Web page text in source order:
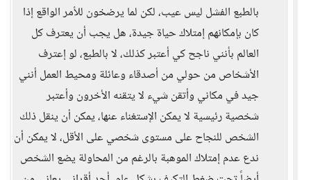
بالطبع الفشل ليس عيب، لكن لما يرضخون للأمر الواقع إذا
كان بإمكانهم إمتلاك حياة جيدة، هل يجب أن يعترف كل
العالم بأنني ناجح كي أعتبر كذلك، لا بالطبع، لو إعترف
الأشخاص من حولي من أصدقاء وعائلة ومحيط العمل أنني
جيد في مكاني وأتقن شيء لا يتقنه الأخرون وأعتبر
شخصية رئيسية لا يمكن الإستغناء عنها، يمكن أن ينقل ذلك
الشخص للنجاح على مستوى شخصي على الأقل، لا يمكن أن
ندع عدم إمتلاك الموهبة بالرغم من المحاولة يضع الشخص